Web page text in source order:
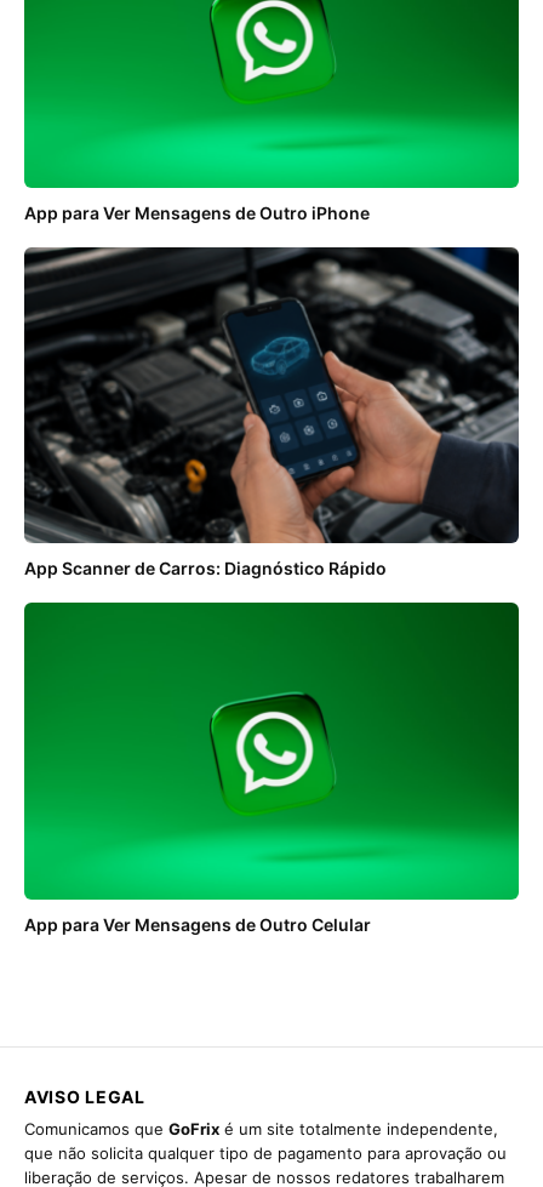
App para Ver Mensagens de Outro iPhone
App Scanner de Carros: Diagnóstico Rápido
App para Ver Mensagens de Outro Celular
AVISO LEGAL
Comunicamos que GoFrix é um site totalmente independente,
que não solicita qualquer tipo de pagamento para aprovação ou
liberação de serviços. Apesar de nossos redatores trabalharem